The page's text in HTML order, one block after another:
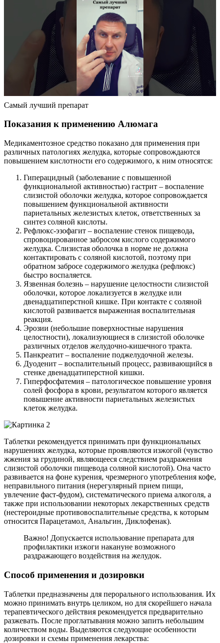
Самый лучший препарат
Показания к применению Алюмага
Медикаментозное средство показано для применения при
различных патологиях желудка, которые сопровождаются
повышением кислотности его содержимого, к ним относятся:
Гиперацидный (заболевание с повышенной
функциональной активностью) гастрит – воспаление
слизистой оболочки желудка, которое сопровождается
повышением функциональной активности
париетальных железистых клеток, ответственных за
синтез соляной кислоты.
Рефлюкс-эзофагит – воспаление стенок пищевода,
спровоцированное забросом кислого содержимого
желудка. Слизистая оболочка в норме не должна
контактировать с соляной кислотой, поэтому при
обратном забросе содержимого желудка (рефлюкс)
быстро воспаляется.
Язвенная болезнь – нарушение целостности слизистой
оболочки, которое локализуется в желудке или
двенадцатиперстной кишке. При контакте с соляной
кислотой развивается выраженная воспалительная
реакция.
Эрозии (небольшие поверхностные нарушения
целостности), локализующиеся в слизистой оболочке
различных отделов желудочно-кишечного тракта.
Панкреатит – воспаление поджелудочной железы.
Дуоденит – воспалительный процесс, развивающийся в
стенке двенадцатиперстной кишки.
Гиперфосфатемия – патологическое повышение уровня
солей фосфора в крови, результатом которого является
повышение активности париетальных железистых
клеток желудка.
Таблетки рекомендуется принимать при функциональных
нарушениях желудка, которые проявляются изжогой (чувство
жжения за грудиной, являющееся следствием раздражения
слизистой оболочки пищевода соляной кислотой). Она часто
развивается на фоне курения, чрезмерного употребления кофе,
неправильного питания (нерегулярный прием пищи,
увлечение фаст-фудом), систематического приема алкоголя, а
также при использовании некоторых лекарственных средств
(нестероидные противовоспалительные средства, к которым
относится Парацетамол, Анальгин, Диклофенак).
Важно! Допускается использование препарата для
профилактики изжоги накануне возможного
раздражающего воздействия на желудок.
Способ применения и дозировки
Таблетки предназначены для перорального использования. Их
можно принимать внутрь целиком, но для скорейшего начала
терапевтического действия рекомендуется предварительно
разжевать. После проглатывания можно запить небольшим
количеством воды. Выделяются следующие особенности
дозировки и схемы применения лекарства: